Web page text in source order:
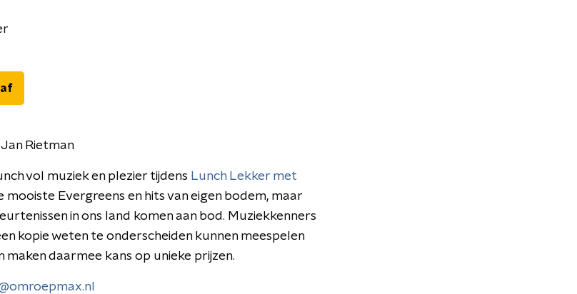
af
Jan Rietman
vol muziek en plezier tijdens Lunch Lekker met
mooiste Evergreens en hits van eigen bodem, maar
in ons land komen aan bod. Muziekkenners
kopie weten te onderscheiden kunnen meespelen
daarmee kans op unieke prijzen.